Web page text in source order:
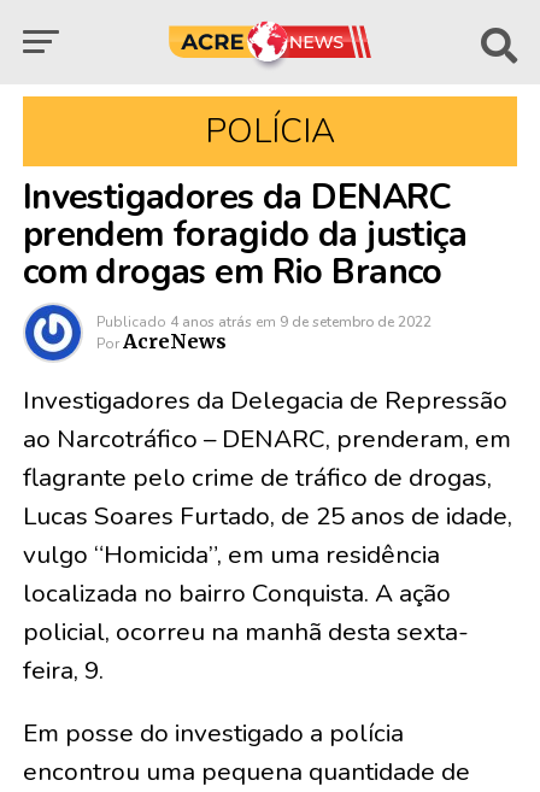
POLÍCIA
Investigadores da DENARC
prendem foragido da justiça
com drogas em Rio Branco
Publicado 4 anos atrás em 9 de setembro de 2022
Por AcreNews
Investigadores da Delegacia de Repressão
ao Narcotráfico – DENARC, prenderam, em
flagrante pelo crime de tráfico de drogas,
Lucas Soares Furtado, de 25 anos de idade,
vulgo “Homicida”, em uma residência
localizada no bairro Conquista. A ação
policial, ocorreu na manhã desta sexta-
feira, 9.
Em posse do investigado a polícia
encontrou uma pequena quantidade de